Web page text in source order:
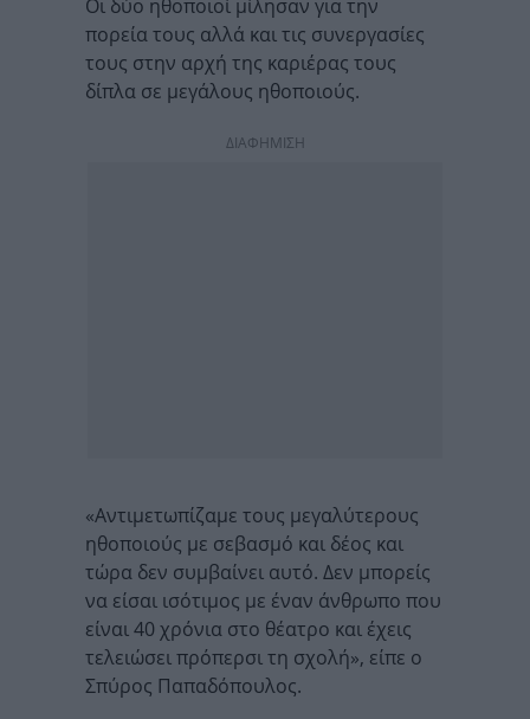
Οι δύο ηθοποιοί μίλησαν για την
πορεία τους αλλά και τις συνεργασίες
τους στην αρχή της καριέρας τους
δίπλα σε μεγάλους ηθοποιούς.
ΔΙΑΦΗΜΙΣΗ
«Αντιμετωπίζαμε τους μεγαλύτερους
ηθοποιούς με σεβασμό και δέος και
τώρα δεν συμβαίνει αυτό. Δεν μπορείς
να είσαι ισότιμος με έναν άνθρωπο που
είναι 40 χρόνια στο θέατρο και έχεις
τελειώσει πρόπερσι τη σχολή», είπε ο
Σπύρος Παπαδόπουλος.